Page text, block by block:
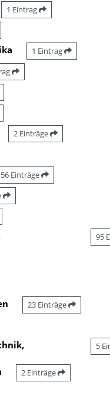
1 Eintrag
1 Eintrag
2 Einträge
Einträge
95
23 Einträge
5
2 Einträge